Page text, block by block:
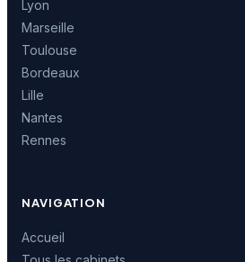
Lyon
Marseille
Toulouse
Bordeaux
Lille
Nantes
Rennes
NAVIGATION
Accueil